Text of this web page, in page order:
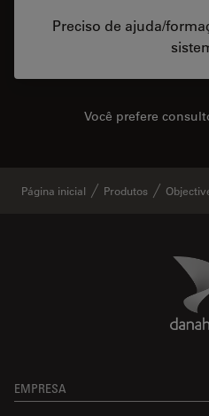
Preciso de ajuda/
Você prefere
Página inicial Produtos
EMPRESA